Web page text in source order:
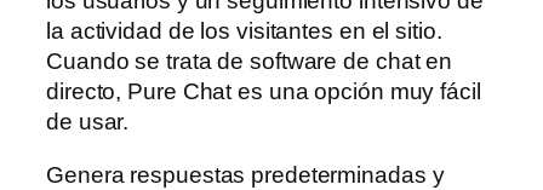
la actividad de los visitantes en el sitio.
Cuando se trata de software de chat en
directo, Pure Chat es una opción muy fácil
de usar.
Genera respuestas predeterminadas y